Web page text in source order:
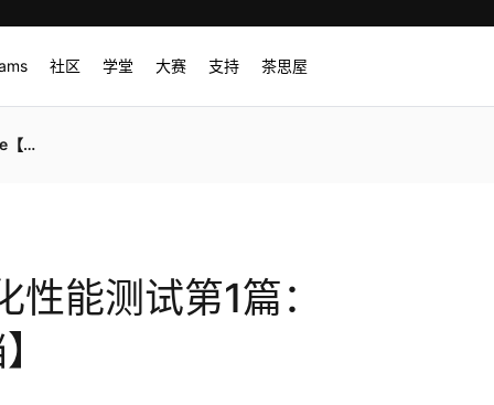
社区 学堂 大赛 支持 茶思屋
】
能测试第1篇：